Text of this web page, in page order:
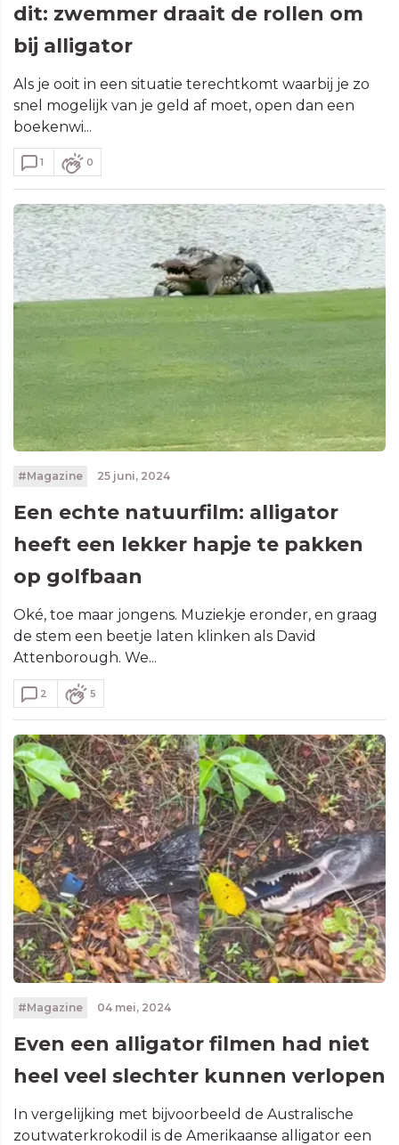
dit: zwemmer draait de rollen om
bij alligator
Als je ooit in een situatie terechtkomt waarbij je zo
snel mogelijk van je geld af moet, open dan een
boekenwi...
1 0
#Magazine 25 juni, 2024
Een echte natuurfilm: alligator
heeft een lekker hapje te pakken
op golfbaan
Oké, toe maar jongens. Muziekje eronder, en graag
de stem een beetje laten klinken als David
Attenborough. We...
2 5
#Magazine 04 mei, 2024
Even een alligator filmen had niet
heel veel slechter kunnen verlopen
In vergelijking met bijvoorbeeld de Australische
zoutwaterkrokodil is de Amerikaanse alligator een